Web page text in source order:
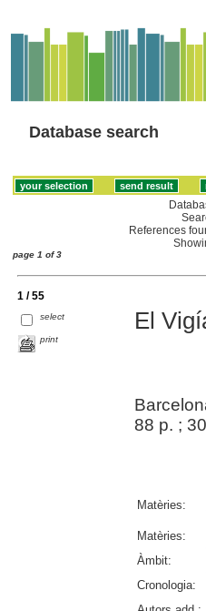
Database search
References
page 1 of 3
1 / 55
select
print
El
88 p. ;
Matèries:
Matèries:
Àmbit:
Cronologia: